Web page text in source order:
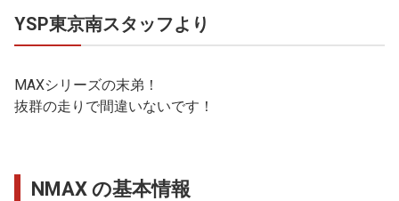
YSP東京南スタッフより
MAXシリーズの末弟！
抜群の走りで間違いないです！
NMAX の基本情報